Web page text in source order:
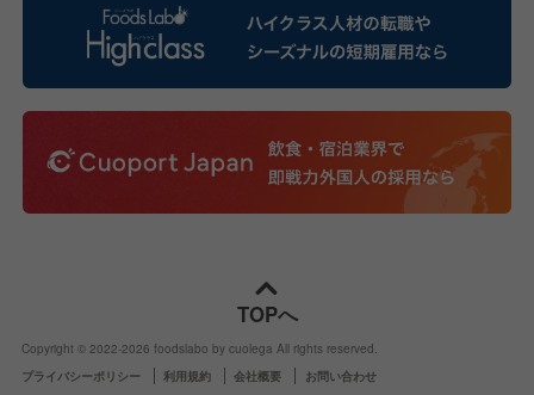
TOPへ
Copyright © 2022-2026 foodslabo by cuolega All rights reserved.
プライバシーポリシー
利用規約 会社概要 お問い合わせ